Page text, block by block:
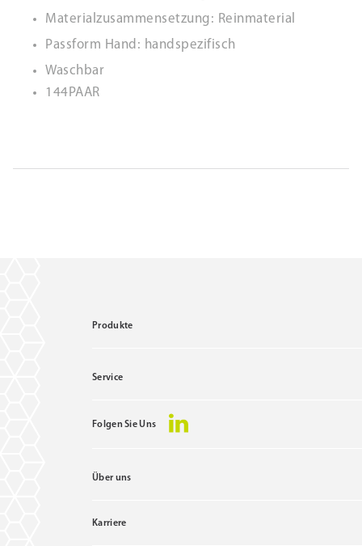
Materialzusammensetzung: Reinmaterial
Passform Hand: handspezifisch
Waschbar
144PAAR
Produkte
Service
Folgen Sie Uns
Über uns
Karriere